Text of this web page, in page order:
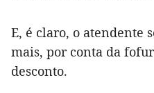
E, é claro, o atendente
mais, por conta da
desconto.